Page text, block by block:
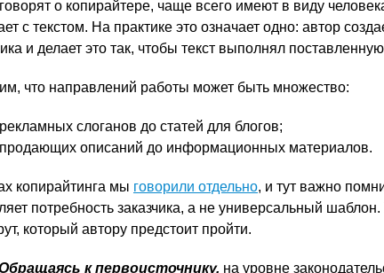
говорят о копирайтере, чаще всего имеют в виду
с текстом. На практике это означает одно: автор
и делает это так, чтобы текст выполнял
что направлений работы может быть множество:
слоганов до статей для блогов;
описаний до информационных материалов.
копирайтинга мы говорили отдельно, и тут важно
потребность заказчика, а не универсальный шаблон.
который автору предстоит пройти.
к первоисточнику, на уровне